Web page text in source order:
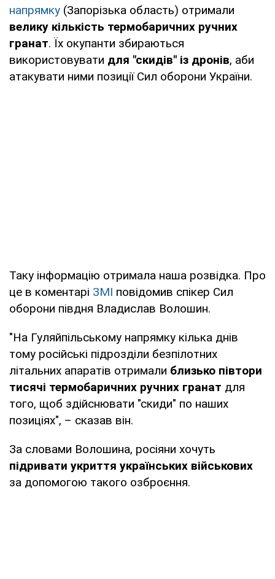
напрямку (Запорізька область) отримали
велику кількість термобаричних ручних
гранат. Їх окупанти збираються
використовувати для "скидів" із дронів, аби
атакувати ними позиції Сил оборони України.
Таку інформацію отримала наша розвідка. Про
це в коментарі ЗМІ повідомив спікер Сил
оборони півдня Владислав Волошин.
"На Гуляйпільському напрямку кілька днів
тому російські підрозділи безпілотних
літальних апаратів отримали близько півтори
тисячі термобаричних ручних гранат для
того, щоб здійснювати "скиди" по наших
позиціях", – сказав він.
За словами Волошина, росіяни хочуть
підривати укриття українських військових
за допомогою такого озброєння.